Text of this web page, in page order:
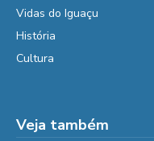
Vidas do Iguaçu
História
Cultura
Veja também